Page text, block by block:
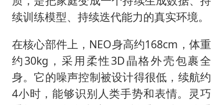
续训练模型、持续迭代能力的真实环境。
在核心部件上，NEO身高约168cm，体重
约30kg，采用柔性3D晶格外壳包裹全
身。它的噪声控制被设计得很低，续航约
4小时，能够识别人类手势和表情。灵巧